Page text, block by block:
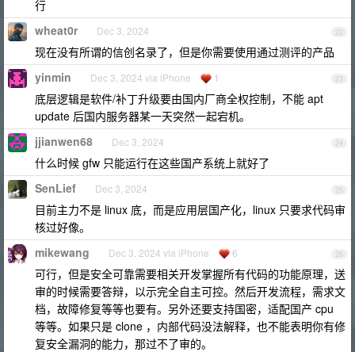
行
22
wheat0r Dec 3, 2024
现在没有所谓的信创名录了，但是你需要使用通过测评的产品
23
yinmin Dec 3, 2024 via iPhone 1
底层逻辑是软件/补丁升级要由国内厂商全权控制，不能 apt
update 后国内服务器某一天突然一起宕机。
24
jjianwen68 Dec 3, 2024
什么时候 gfw 只能运行在这些国产系统上就好了
25
SenLief Dec 3, 2024
目前主力不是 linux 底，而是应用层国产化，linux 只要求代码审
核过好像。
26
mikewang Dec 3, 2024 via iPhone 6
可行，但是安全可靠需要相关开发掌握所有代码的功能原理，送
审的时候需要答辩，以示完全自主可控。然后开发流程，需求文
档，故障修复等等也要有。另外还要支持国密，适配国产 cpu
等等。如果只是 clone ，内部代码没法解释，也不能表明你有修
复安全漏洞的能力，那过不了审的。